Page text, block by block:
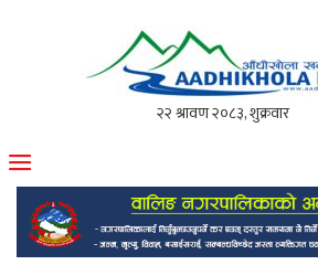
मोफसलकै लोकप्रिय अनलाइन पत्रिका